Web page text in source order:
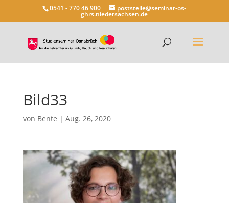
0541 - 770 46 900 poststelle@seminar-os-
ghrs.niedersachsen.de
Bild33
von Bente | Aug. 26, 2020